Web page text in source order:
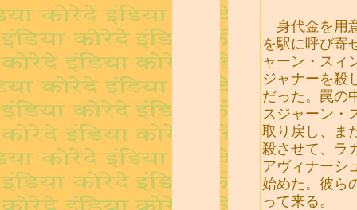
身代金を用
を駅に呼び寄
ャーン・スィ
ジャナーを殺
だった。罠の
スジャーン・
取り戻し、ま
殺させて、ラ
アヴィナーシ
始めた。彼ら
って来る。